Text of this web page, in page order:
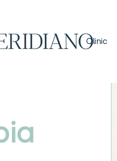
Clinic